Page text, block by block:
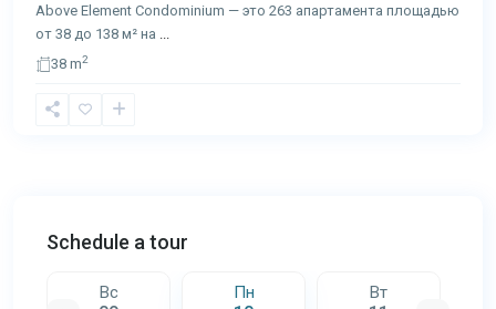
Above Element Condominium — это 263 апартамента площадью
от 38 до 138 м² на
38 m2
Schedule a tour
Вс Пн Вт